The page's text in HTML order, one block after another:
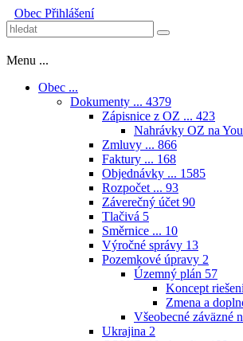
Obec Přihlášení
Menu ...
Obec ...
Dokumenty ... 4379
Zápisnice z OZ ... 423
Nahrávky OZ na
Zmluvy ... 866
Faktury ... 168
Objednávky ... 1585
Rozpočet ... 93
Záverečný účet 90
Tlačivá 5
Směrnice ... 10
Výročné správy 13
Pozemkové úpravy 2
Územný plán 57
Koncept
Zmena a
Všeobecné záväzné
Ukrajina 2